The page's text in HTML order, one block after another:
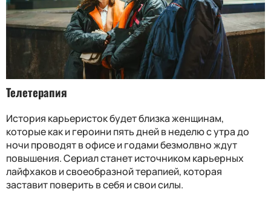
Телетерапия
История карьеристок будет близка женщинам,
которые как и героини пять дней в неделю с утра до
ночи проводят в офисе и годами безмолвно ждут
повышения. Сериал станет источником карьерных
лайфхаков и своеобразной терапией, которая
заставит поверить в себя и свои силы.